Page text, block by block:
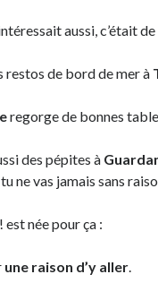
aussi, c’était
restos de bord de mer à
regorge de bonnes
des pépites à
ne vas jamais sans
est née pour ça :
une raison d’y aller.